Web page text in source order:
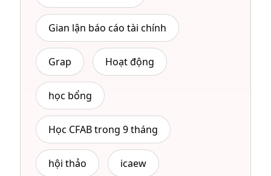
Gian lận báo cáo tài chính
Grap Hoạt động
học bổng
Học CFAB trong 9 tháng
hội thảo icaew